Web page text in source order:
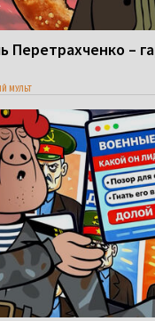
Перетрахченко –
МУЛЬТ